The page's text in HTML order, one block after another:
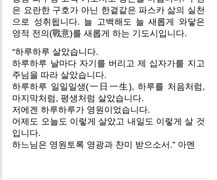
은 요란한 구호가 아닌 한곁같은 파스카 삶의 실천
으로 성취됩니다. 늘 고백해도 늘 새롭게 와닿은
영적 전의(戰意)를 새롭게 하는 기도시입니다.
“하루하루 살았습니다.
하루하루 날마다 자기를 버리고 제 십자가를 지고
주님을 따라 살았습니다.
하루하루 일일일생(一日一生), 하루를 처음처럼,
마지막처럼, 평생처럼 살았습니다.
저에겐 하루하루가 영원이었습니다.
어제도 오늘도 이렇게 살았고 내일도 이렇게 살 것
입니다.
하느님은 영원토록 영광과 찬미 받으소서.” 아멘